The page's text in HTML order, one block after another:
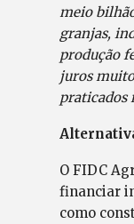
meio
granjas,
produção
juros
praticados
O FIDC
financiar
como